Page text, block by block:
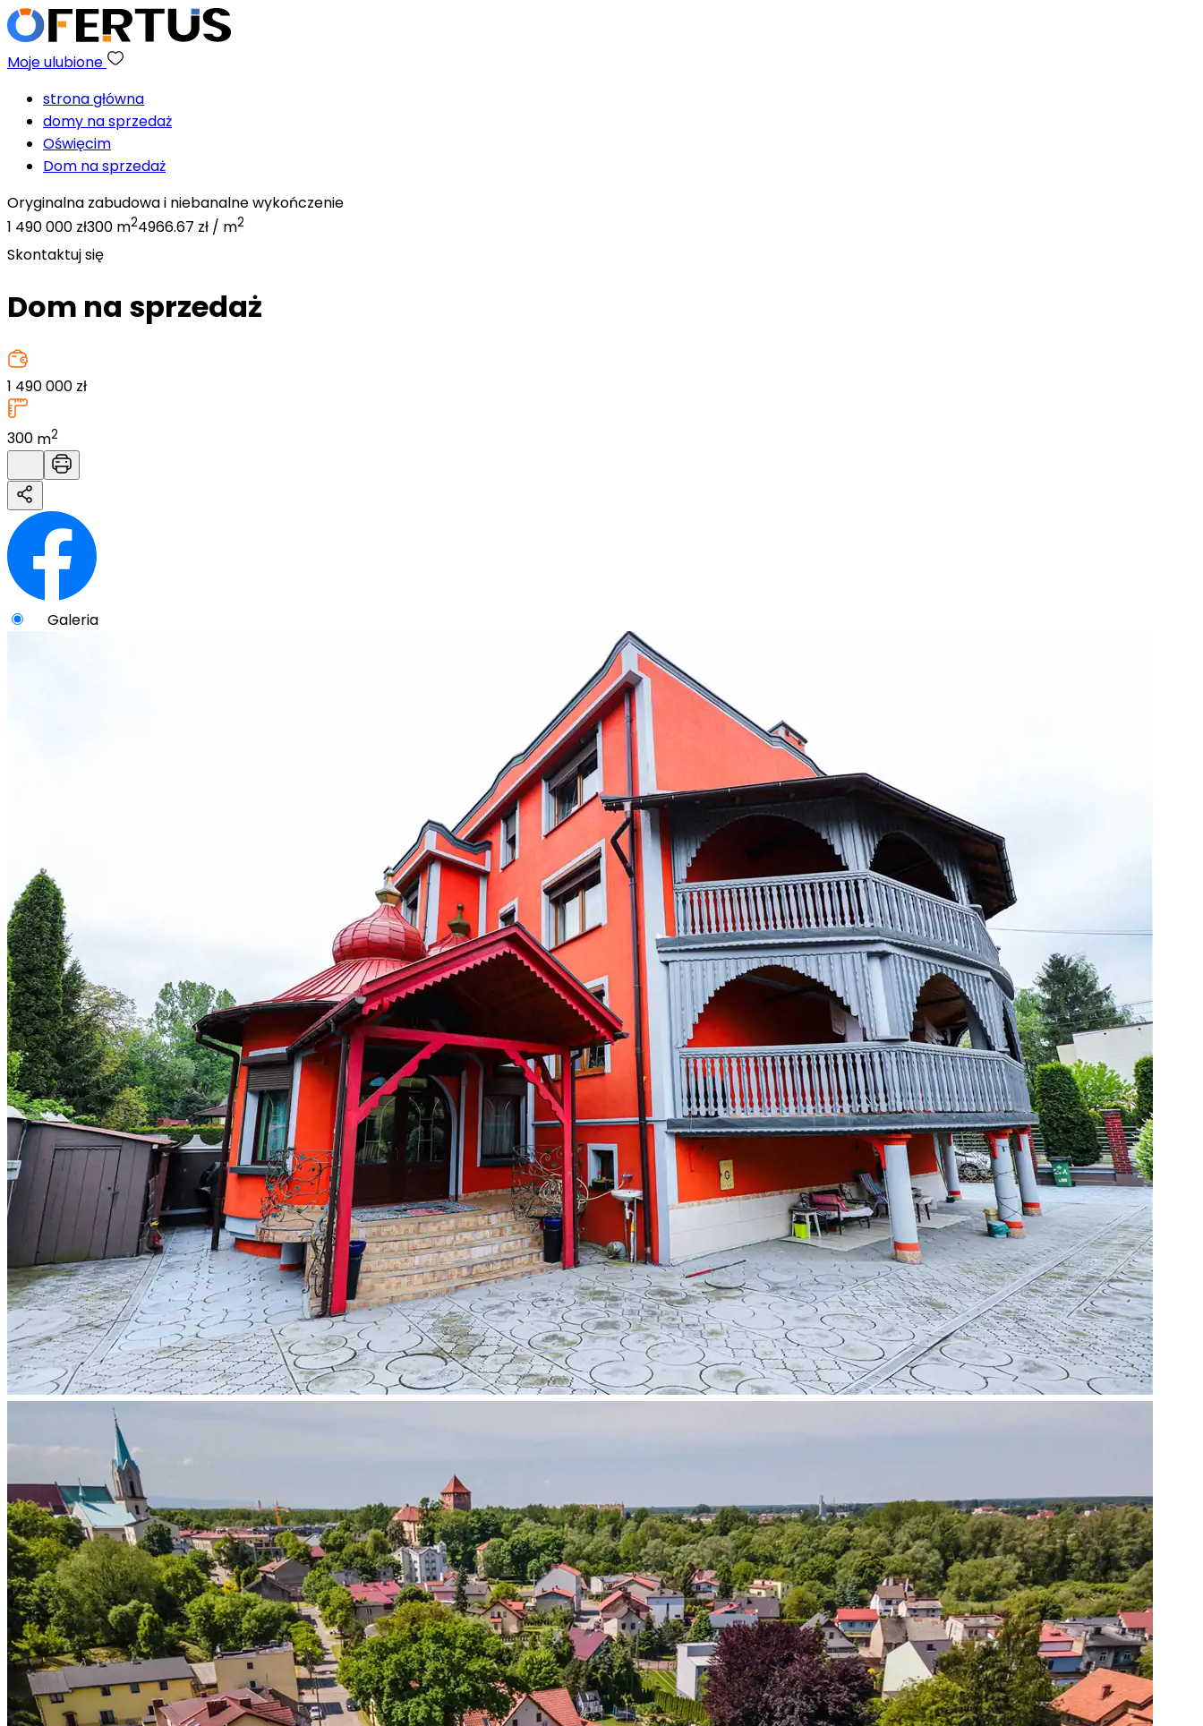
Moje ulubione
strona główna
domy na sprzedaż
Oświęcim
Dom na sprzedaż
Oryginalna zabudowa i niebanalne wykończenie
1 490 000 zł300 m24966.67 zł / m2
Skontaktuj się
Dom na sprzedaż
1 490 000 zł
300 m2
Galeria